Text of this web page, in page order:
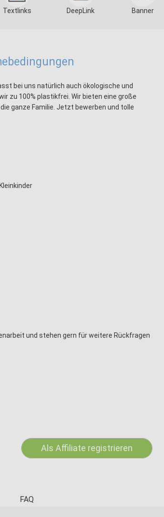
Textlinks DeepLink Banner
bei uns natürlich auch ökologische und
zu 100% plastikfrei. Wir bieten eine große
ganze Familie. Jetzt bewerben und tolle
und stehen gern für weitere Rückfragen
Als Affiliate registrieren
FAQ